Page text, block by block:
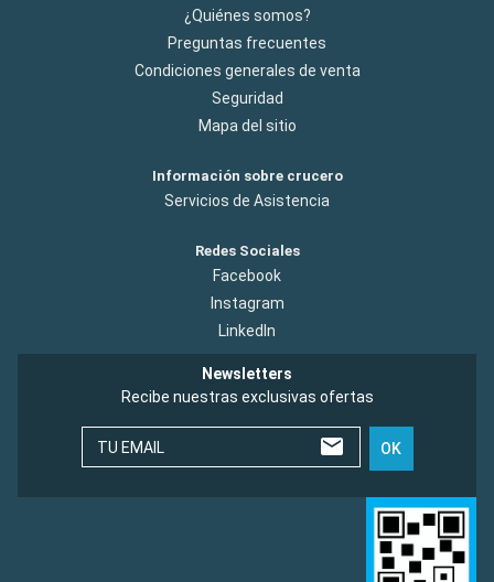
¿Quiénes somos?
Preguntas frecuentes
Condiciones generales de venta
Seguridad
Mapa del sitio
Información sobre crucero
Servicios de Asistencia
Redes Sociales
Facebook
Instagram
LinkedIn
Newsletters
Recibe nuestras exclusivas ofertas
TU EMAIL OK